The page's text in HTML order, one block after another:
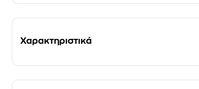
Χαρακτηριστικά